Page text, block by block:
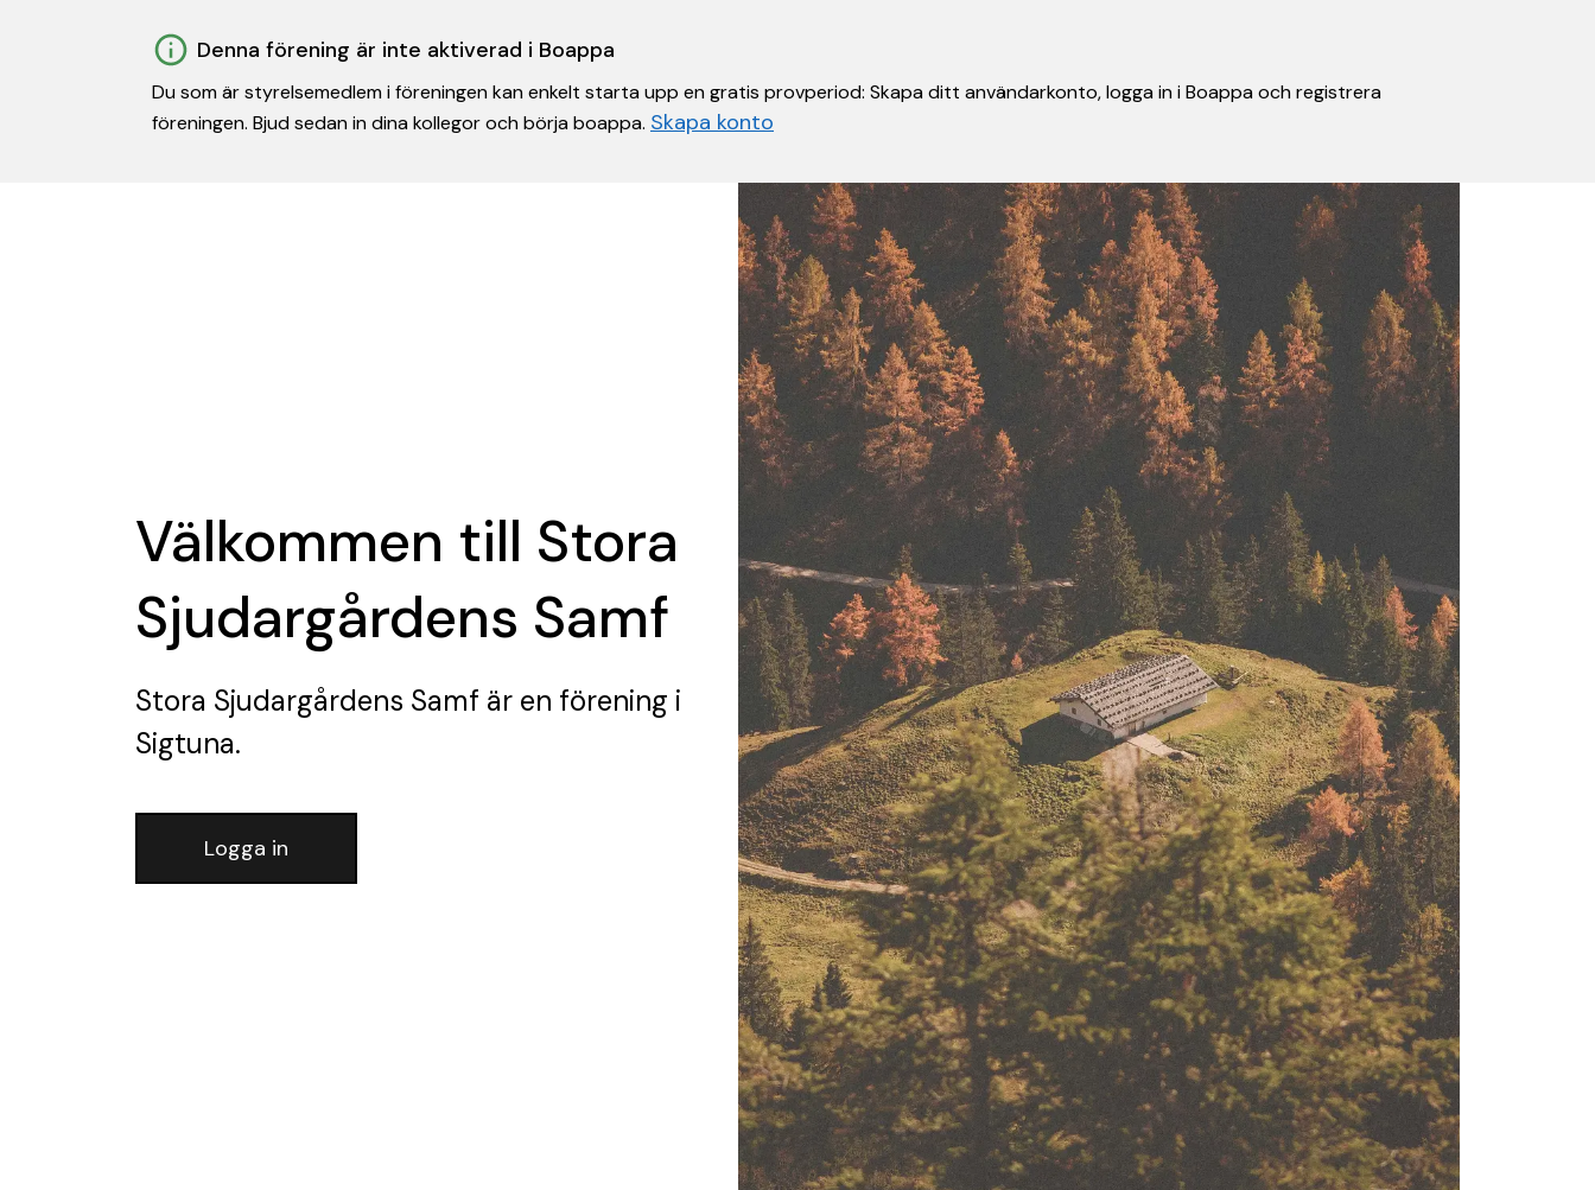
Denna förening är inte aktiverad i Boappa
Du som är styrelsemedlem i föreningen kan enkelt starta upp en gratis provperiod: Skapa ditt användarkonto, logga in i Boappa och registrera
föreningen. Bjud sedan in dina kollegor och börja boappa. Skapa konto
Välkommen till Stora
Sjudargårdens Samf
Stora Sjudargårdens Samf är en förening i
Sigtuna.
Logga in